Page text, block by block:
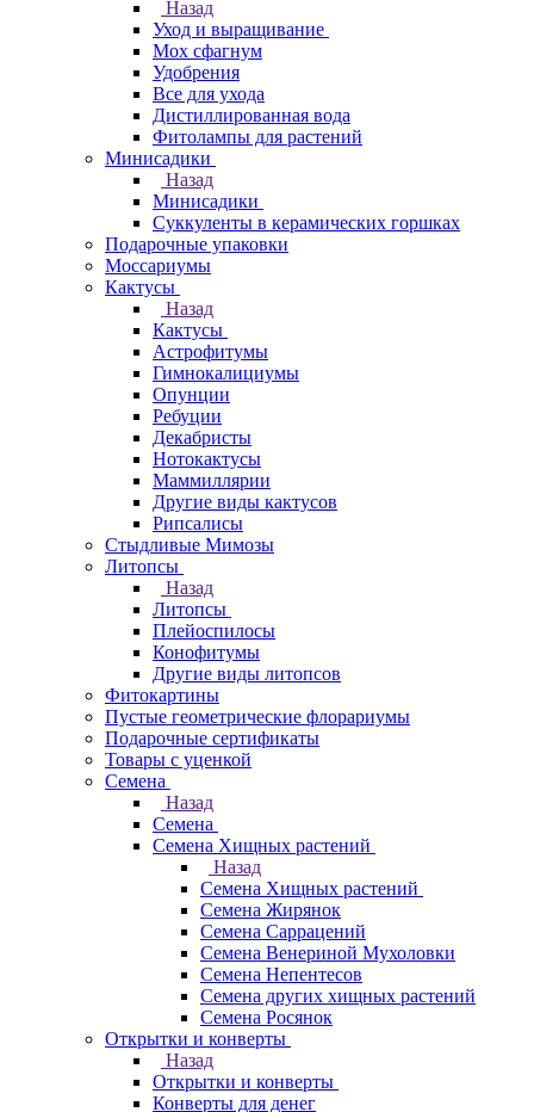
Назад
Уход и выращивание
Мох сфагнум
Удобрения
Все для ухода
Дистиллированная вода
Фитолампы для растений
Минисадики
Назад
Минисадики
Суккуленты в керамических горшках
Подарочные упаковки
Моссариумы
Кактусы
Назад
Кактусы
Астрофитумы
Гимнокалициумы
Опунции
Ребуции
Декабристы
Нотокактусы
Маммиллярии
Другие виды кактусов
Рипсалисы
Стыдливые Мимозы
Литопсы
Назад
Литопсы
Плейоспилосы
Конофитумы
Другие виды литопсов
Фитокартины
Пустые геометрические флорариумы
Подарочные сертификаты
Товары с уценкой
Семена
Назад
Семена
Семена Хищных растений
Назад
Семена Хищных растений
Семена Жирянок
Семена Саррацений
Семена Венериной Мухоловки
Семена Непентесов
Семена других хищных растений
Семена Росянок
Открытки и конверты
Назад
Открытки и конверты
Конверты для денег